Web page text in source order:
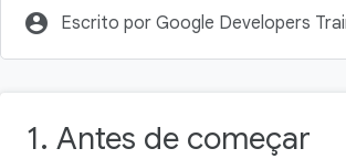
account_circle Escrito por Google Developers
1. Antes de começar